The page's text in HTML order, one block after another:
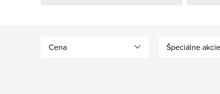
Cena Špeciálne akcie